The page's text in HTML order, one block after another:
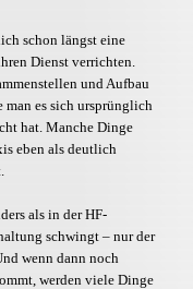
schon längst eine
Dienst verrichten.
und Aufbau
man es sich ursprünglich
hat. Manche Dinge
eben als deutlich
als in der HF-
schwingt – nur der
wenn dann noch
werden viele Dinge